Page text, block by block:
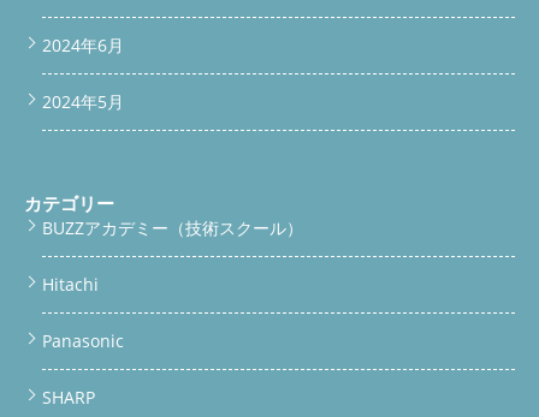
padding: 10px 8px; } #scroll-bar a, #bottom-bar a { font-size:
function() { const scrollBar = document.getElementById('scroll-
bar'); const bottomBar = document.getElementById('bottom-
bar'); if(window.scrollY > 100) { scrollBar.classList.add('show'); }
2024年6月
2024年5月
カテゴリー
BUZZアカデミー（技術スクール）
Hitachi
Panasonic
SHARP